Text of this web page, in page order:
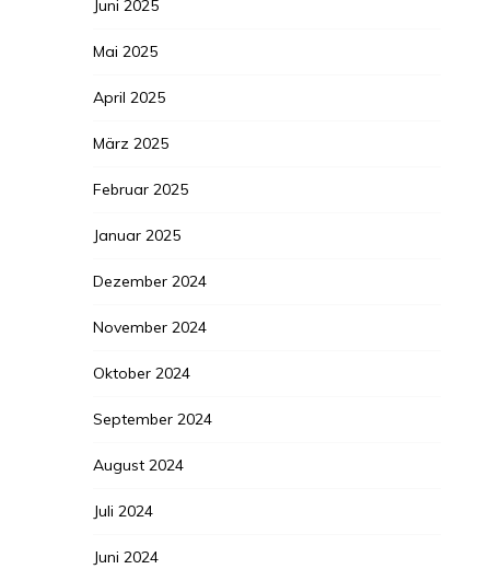
Juni 2025
Mai 2025
April 2025
März 2025
Februar 2025
Januar 2025
Dezember 2024
November 2024
Oktober 2024
September 2024
August 2024
Juli 2024
Juni 2024